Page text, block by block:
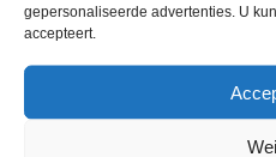
gepersonaliseerde advertenties. U
accepteert.
Euromunten
Speciale 2 euromunten
Bankbiljetten